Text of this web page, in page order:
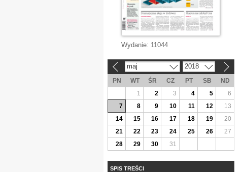
Wydanie: 11044
maj 2018
PN WT ŚR CZ PT SB
ND
1
2 3 4 5
6
7
8 9 10 11 12
13
14
15 16 17 18 19
20
21
22 23 24 25 26
27
28
29 30 31
SPIS TREŚCI